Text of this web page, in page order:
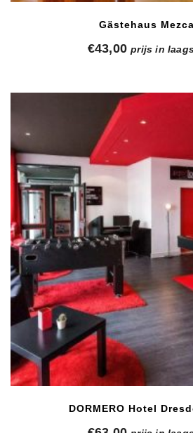
Gästehaus
€43,00 prijs in
DORMERO Hotel